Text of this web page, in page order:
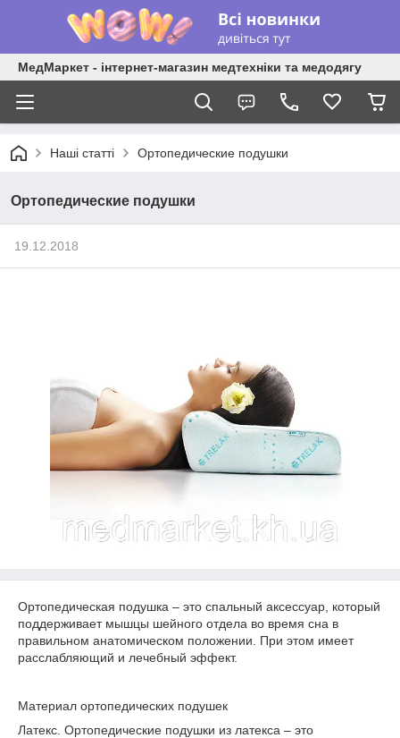
МедМаркет - інтернет-магазин медтехніки та медодягу
Наші статті Ортопедические подушки
Ортопедические подушки
19.12.2018
Ортопедическая подушка – это спальный аксессуар, который
поддерживает мышцы шейного отдела во время сна в
правильном анатомическом положении. При этом имеет
расслабляющий и лечебный эффект.
Материал ортопедических подушек
Латекс. Ортопедические подушки из латекса – это